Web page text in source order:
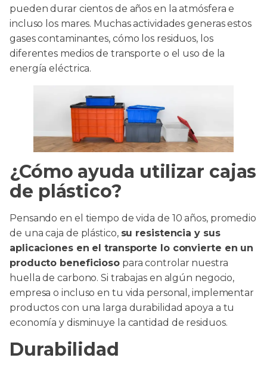
pueden durar cientos de años en la atmósfera e
incluso los mares. Muchas actividades generas estos
gases contaminantes, cómo los residuos, los
diferentes medios de transporte o el uso de la
energía eléctrica.
¿Cómo ayuda utilizar cajas
de plástico?
Pensando en el tiempo de vida de 10 años, promedio
de una caja de plástico, su resistencia y sus
aplicaciones en el transporte lo convierte en un
producto beneficioso para controlar nuestra
huella de carbono. Si trabajas en algún negocio,
empresa o incluso en tu vida personal, implementar
productos con una larga durabilidad apoya a tu
economía y disminuye la cantidad de residuos.
Durabilidad